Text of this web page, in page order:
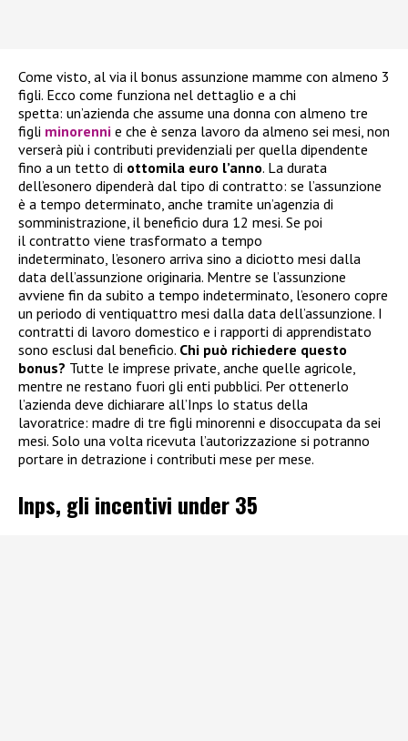
Come visto, al via il bonus assunzione mamme con almeno 3
figli. Ecco come funziona nel dettaglio e a chi
spetta: un’azienda che assume una donna con almeno tre
figli minorenni e che è senza lavoro da almeno sei mesi, non
verserà più i contributi previdenziali per quella dipendente
fino a un tetto di ottomila euro l’anno. La durata
dell’esonero dipenderà dal tipo di contratto: se l’assunzione
è a tempo determinato, anche tramite un’agenzia di
somministrazione, il beneficio dura 12 mesi. Se poi
il contratto viene trasformato a tempo
indeterminato, l’esonero arriva sino a diciotto mesi dalla
data dell’assunzione originaria. Mentre se l’assunzione
avviene fin da subito a tempo indeterminato, l’esonero copre
un periodo di ventiquattro mesi dalla data dell’assunzione. I
contratti di lavoro domestico e i rapporti di apprendistato
sono esclusi dal beneficio. Chi può richiedere questo
bonus? Tutte le imprese private, anche quelle agricole,
mentre ne restano fuori gli enti pubblici. Per ottenerlo
l’azienda deve dichiarare all’Inps lo status della
lavoratrice: madre di tre figli minorenni e disoccupata da sei
mesi. Solo una volta ricevuta l’autorizzazione si potranno
portare in detrazione i contributi mese per mese.
Inps, gli incentivi under 35